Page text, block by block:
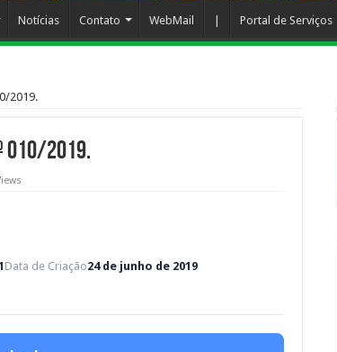
Notícias Contato WebMail Portal de Serviços
2019.
010/2019.
Data de Criação24 de junho de 2019